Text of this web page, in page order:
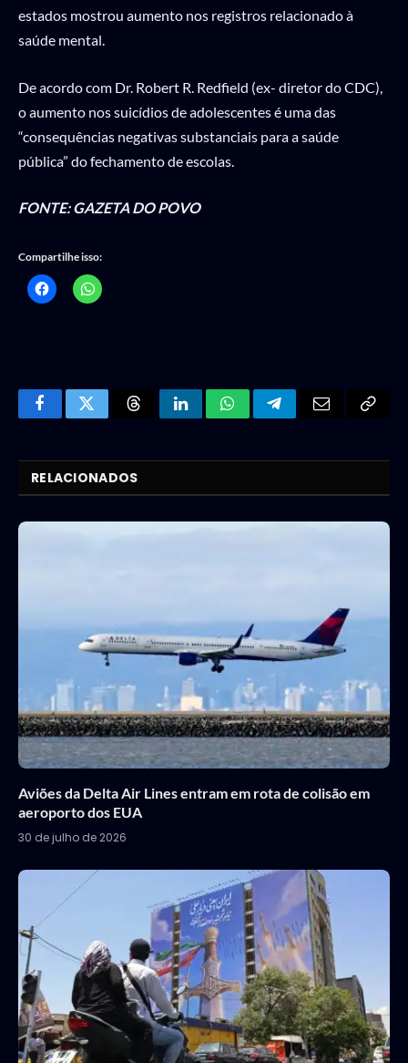
estados mostrou aumento nos registros relacionado à
saúde mental.
De acordo com Dr. Robert R. Redfield (ex- diretor do CDC),
o aumento nos suicídios de adolescentes é uma das
“consequências negativas substanciais para a saúde
pública” do fechamento de escolas.
FONTE: GAZETA DO POVO
Compartilhe isso:
FacebookTwitterThreadsLinkedInWhatsAppTelegramEmail
Copy
RELACIONADOS
Aviões da Delta Air Lines entram em rota de colisão em
aeroporto dos EUA
30 de julho de 2026